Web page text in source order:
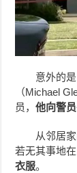
意外的
（Michael
员，他向警
从邻居
若无其事地
衣服。